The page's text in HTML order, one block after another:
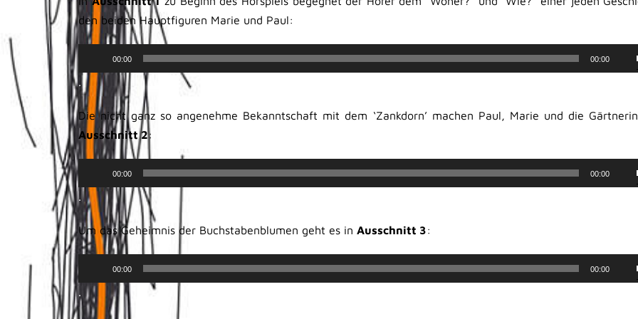
den beiden Hauptfiguren Marie und Paul:
00:00 00:00
.
Die nicht ganz so angenehme Bekanntschaft mit dem ‘Zankdorn’ machen Paul, Marie und die
Ausschnitt 2:
Player
00:00 00:00
.
Um das Geheimnis der Buchstabenblumen geht es in Ausschnitt 3:
Player
00:00 00:00
.